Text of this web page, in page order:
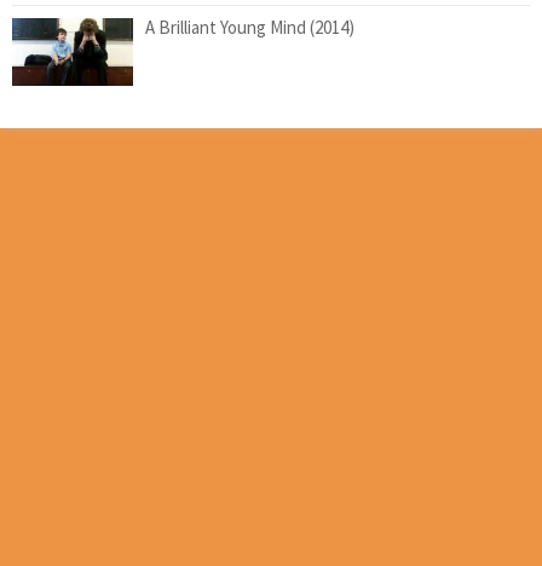
A Brilliant Young Mind (2014)